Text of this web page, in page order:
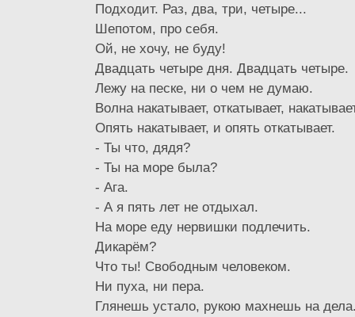
Подходит. Раз, два, три, четыре...
Шепотом, про себя.
Ой, не хочу, не буду!
Двадцать четыре дня. Двадцать четыре.
Лежу на песке, ни о чем не думаю.
Волна накатывает, откатывает,
Опять накатывает, и опять откатывает.
- Ты что, дядя?
- Ты на море была?
- Ага.
- А я пять лет не отдыхал.
На море еду нервишки подлечить.
Дикарём?
Что ты! Свободным человеком.
Ни пуха, ни пера.
Глянешь устало, рукою махнешь на